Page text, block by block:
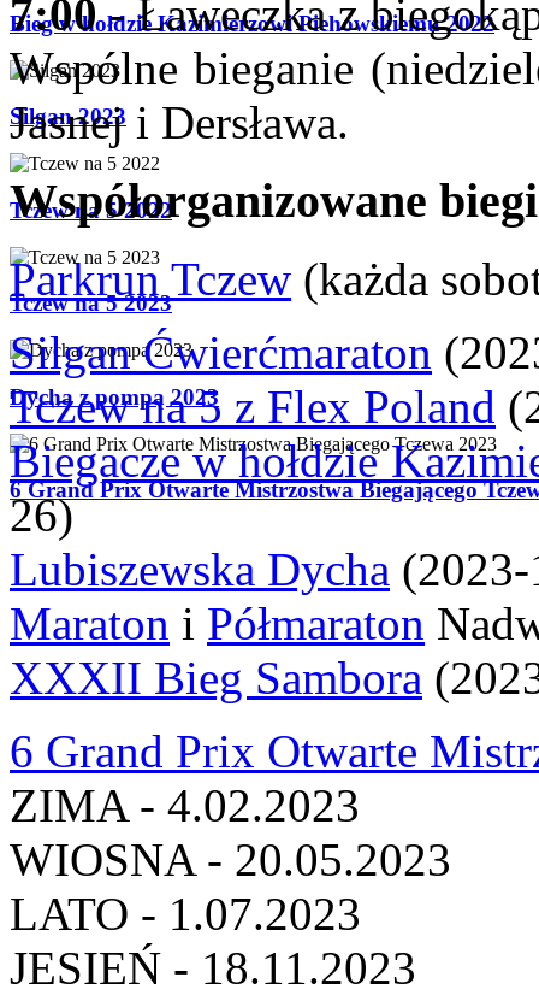
Bieg w hołdzie Kazimierzowi Piehowskiemu 2022
Silgan 2023
Tczew na 5 2022
Tczew na 5 2023
Dycha z pompą 2023
6 Grand Prix Otwarte Mistrzostwa Biegającego
7:00-Ławeczka z
Wspólne bieganie
Jasnej i Dersława.
Współorganizowane biegi
Parkrun Tczew (każda
Silgan Ćwierćmaraton (
Tczew na 5 z Flex Poland (
Biegacze w hołdzie
26)
Lubiszewska Dycha (
Maraton i Półmaraton
XXXII Bieg Sambora (
6 Grand Prix Otwarte
ZIMA - 4.02.2023
WIOSNA - 20.05.2023
LATO - 1.07.2023
JESIEŃ - 18.11.2023